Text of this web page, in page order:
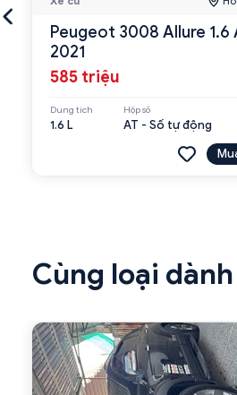
Peugeot 3008 Allure 1.6
2021
585 triệu
Dung tích
1.6 L
Hộp số
AT - Số tự động
Cùng loại